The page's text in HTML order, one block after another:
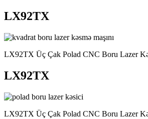
LX92TX
LX92TX Üç Çak Polad CNC Boru Lazer
LX92TX
LX92TX Üç Çak Polad CNC Boru Lazer